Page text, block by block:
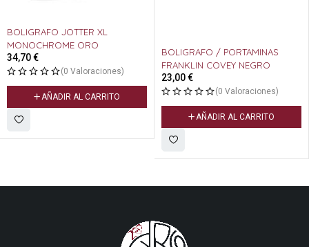
BOLIGRAFO / PORTAMINAS
FRANKLIN COVEY NEGRO
23,00 €
(0 Valoraciones)
CORRECTOR TIPP EX MICRO
TAPE VERDE 8M.
3,10€
(0 Valoraciones)